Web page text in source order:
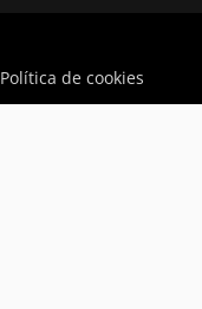
Política de cookies